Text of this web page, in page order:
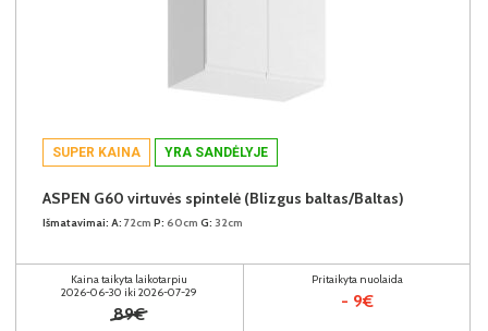
SUPER KAINA YRA SANDĖLYJE
ASPEN G60 virtuvės spintelė (Blizgus baltas/Baltas)
Išmatavimai: A: 72cm P: 60cm G: 32cm
Kaina taikyta laikotarpiu
2026-06-30 iki 2026-07-29
89€
Pritaikyta nuolaida
- 9€